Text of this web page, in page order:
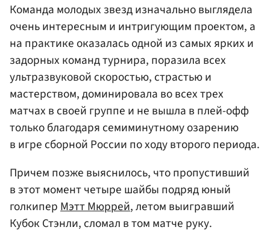
Команда молодых звезд изначально выглядела
очень интересным и интригующим проектом, а
на практике оказалась одной из самых ярких и
задорных команд турнира, поразила всех
ультразвуковой скоростью, страстью и
мастерством, доминировала во всех трех
матчах в своей группе и не вышла в плей-офф
только благодаря семиминутному озарению
в игре сборной России по ходу второго периода.
Причем позже выяснилось, что пропустивший
в этот момент четыре шайбы подряд юный
голкиперМэтт Мюррей, летом выигравший
Кубок Стэнли, сломал в том матче руку.